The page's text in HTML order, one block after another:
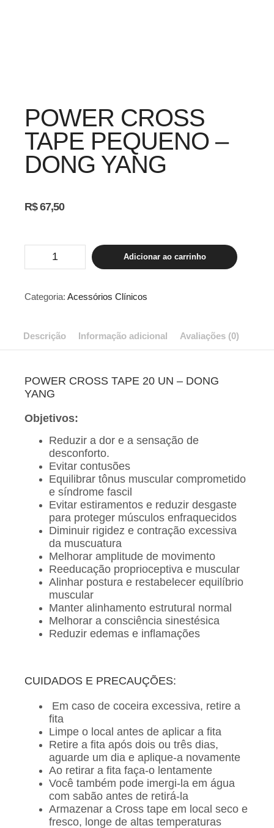
POWER CROSS
TAPE PEQUENO –
DONG YANG
R$67,50
CROSS
TAPE
-
DONG
Adicionar ao carrinho
Categoria: Acessórios Clínicos
Descrição Informação adicional Avaliações (0)
POWER CROSS TAPE 20 UN – DONG
YANG
Objetivos:
Reduzir a dor e a sensação de
desconforto.
Evitar contusões
Equilibrar tônus muscular comprometido
e síndrome fascil
Evitar estiramentos e reduzir desgaste
para proteger músculos enfraquecidos
Diminuir rigidez e contração excessiva
da muscuatura
Melhorar amplitude de movimento
Reeducação proprioceptiva e muscular
Alinhar postura e restabelecer equilíbrio
muscular
Manter alinhamento estrutural normal
Melhorar a consciência sinestésica
Reduzir edemas e inflamações
CUIDADOS E PRECAUÇÕES:
Em caso de coceira excessiva, retire a
fita
Limpe o local antes de aplicar a fita
Retire a fita após dois ou três dias,
aguarde um dia e aplique-a novamente
Ao retirar a fita faça-o lentamente
Você também pode imergi-la em água
com sabão antes de retirá-la
Armazenar a Cross tape em local seco e
fresco, longe de altas temperaturas